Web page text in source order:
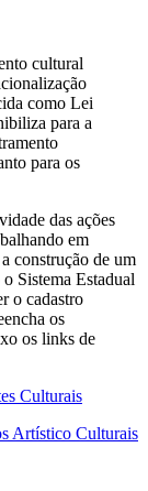
cultural
como Lei
para a
para os
das ações
em
construção de um
Sistema Estadual
o cadastro
os
os links de
Culturais
Artístico Culturais